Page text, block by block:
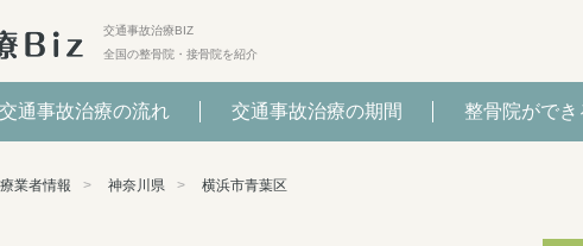
交通事故治療BIZ
全国の整骨院・接骨院を紹介
交通事故治療の流れ 交通事故治療の期間 整骨院ができ
業者情報 神奈川県 横浜市青葉区